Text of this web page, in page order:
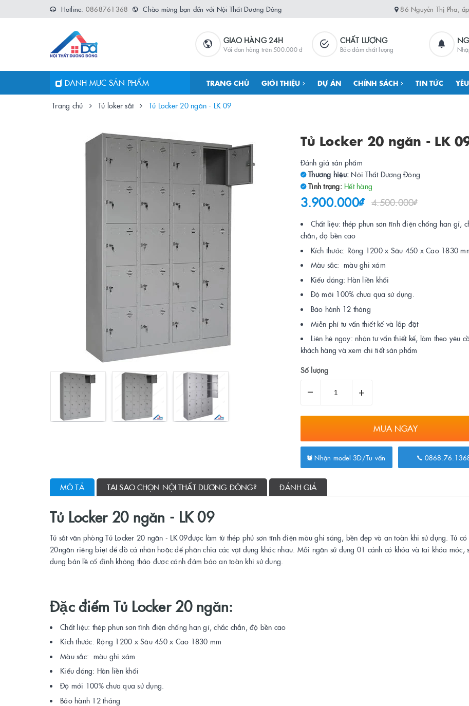
Hotline: 0868761368 Chào mừng bạn đến với Nội Thất Dương Đông 86 Nguyễn Thị Pha,
GIAO HÀNG 24H
Với đơn hàng trên 500.000 đ
CHẤT LƯỢNG
Bảo đảm chất lượng
DANH MỤC SẢN PHẨM TRANG CHỦ GIỚI THIỆU DỰ ÁN CHÍNH SÁCH TIN TỨC
Trang chủ Tủ loker sắt Tủ Locker 20 ngăn - LK 09
Tủ Locker 20 ngăn - LK
Đánh giá sản phẩm
Thương hiệu: Nội Thất Dương Đông
Tình trạng: Hết hàng
3.900.000₫ 4.500.000₫
Chất liệu: thép phun sơn tĩnh điện chống han gỉ,
chắn, độ bền cao
Kích thước: Rộng 1200 x Sâu 450 x Cao 1830
Màu sắc: màu ghi xám
Kiểu dáng: Hàn liền khối
Độ mới 100% chưa qua sử dụng.
Bảo hành 12 tháng
Miễn phí tư vấn thiết kế và lắp đặt
Liên hệ ngay: nhận tư vấn thiết kế, làm theo yêu
khách hàng và xem chi tiết sản phẩm
Số lượng
– +
MUA NGAY
Nhận model 3D/Tư vấn
MÔ TẢ TẠI SAO CHỌN NỘI THẤT DƯƠNG ĐÔNG? ĐÁNH GIÁ
Tủ Locker 20 ngăn - LK 09
Tủ sắt văn phòng Tủ Locker 20 ngăn - LK 09được làm từ thép phủ sơn tĩnh điện màu ghi sáng, bền đẹp và an toàn khi sử dụng. Tủ có
20ngăn riêng biệt để đồ cá nhân hoặc để phân chia các vật dụng khác nhau. Mỗi ngăn sử dụng 01 cánh có khóa và tai khóa móc,
dụng bản lề cố định không tháo được cánh đảm bảo an toàn khi sử dụng.
Đặc điểm Tủ Locker 20 ngăn:
Chất liệu: thép phun sơn tĩnh điện chống han gỉ, chắc chắn, độ bền cao
Kích thước: Rộng 1200 x Sâu 450 x Cao 1830 mm
Màu sắc: màu ghi xám
Kiểu dáng: Hàn liền khối
Độ mới 100% chưa qua sử dụng.
Bảo hành 12 tháng